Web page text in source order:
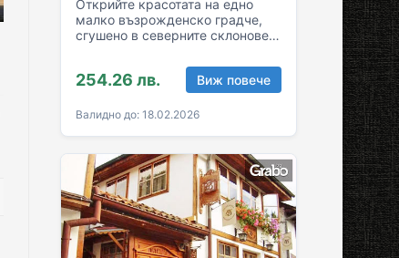
Открийте красотата на едно
малко възрожденско градче,
сгушено в северните склонове
комфортен престой в Трявна…
254.26 лв. Виж повече
Валидно до: 18.02.2026